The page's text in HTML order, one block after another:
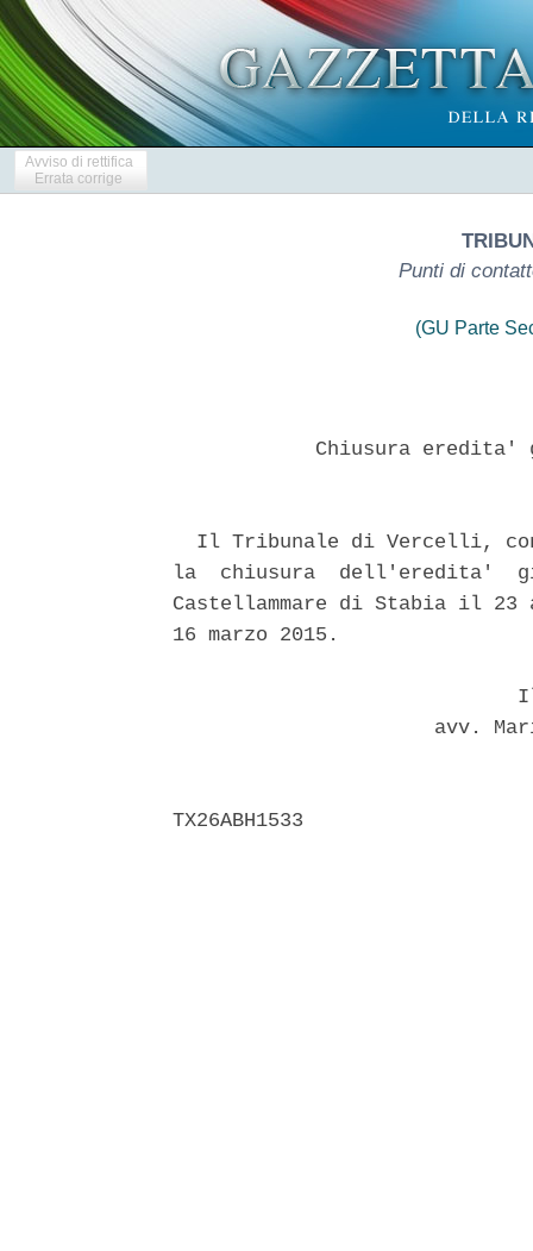
Avviso di rettifica
Errata corrige
Punti di
(GU Parte
Chiusura
Il Tribunale di Vercelli,
la  chiusura  dell'eredita'
Castellammare di Stabia il 23
16 marzo 2015.
avv.